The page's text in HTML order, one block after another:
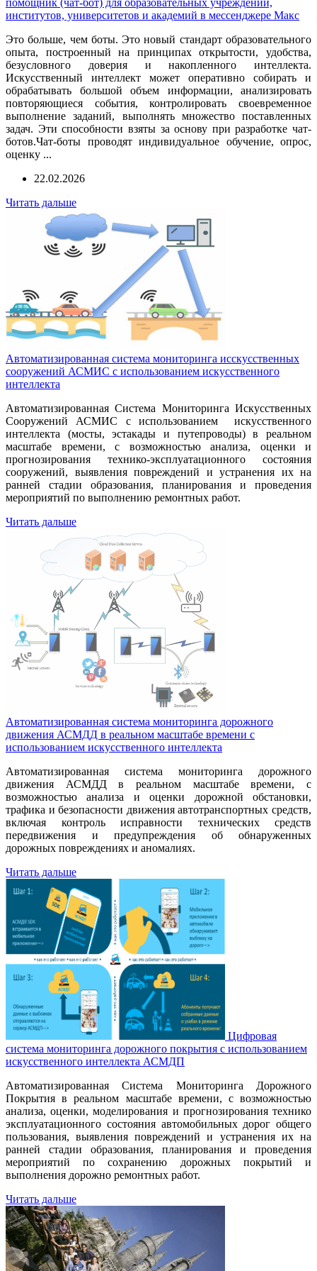
помощник (чат-бот) для образовательных учреждений,
институтов, университетов и академий в мессенджере Макс
Это больше, чем боты. Это новый стандарт образовательного
опыта, построенный на принципах открытости, удобства,
безусловного доверия и накопленного интеллекта.
Искусственный интеллект может оперативно собирать и
обрабатывать большой объем информации, анализировать
повторяющиеся события, контролировать своевременное
выполнение заданий, выполнять множество поставленных
задач. Эти способности взяты за основу при разработке чат-
ботов.Чат-боты проводят индивидуальное обучение, опрос,
оценку ...
22.02.2026
Читать дальше
Автоматизированная система мониторинга исскусственных
сооружений АСМИС с использованием искусственного
интеллекта
Автоматизированная Система Мониторинга Искусственных
Сооружений АСМИС с использованием искусственного
интеллекта (мосты, эстакады и путепроводы) в реальном
масштабе времени, с возможностью анализа, оценки и
прогнозирования технико-эксплуатационного состояния
сооружений, выявления повреждений и устранения их на
ранней стадии образования, планирования и проведения
мероприятий по выполнению ремонтных работ.
Читать дальше
Автоматизированная cистема мониторинга дорожного
движения АСМДД в реальном масштабе времени с
использованием искусственного интеллекта
Автоматизированная система мониторинга дорожного
движения АСМДД в реальном масштабе времени, с
возможностью анализа и оценки дорожной обстановки,
трафика и безопасности движения автотранспортных средств,
включая контроль исправности технических средств
передвижения и предупреждения об обнаруженных
дорожных повреждениях и аномалиях.
Читать дальше
Цифровая
система мониторинга дорожного покрытия с использованием
искусственного интеллекта АСМДП
Автоматизированная Система Мониторинга Дорожного
Покрытия в реальном масштабе времени, с возможностью
анализа, оценки, моделирования и прогнозирования технико
эксплуатационного состояния автомобильных дорог общего
пользования, выявления повреждений и устранения их на
ранней стадии образования, планирования и проведения
мероприятий по сохранению дорожных покрытий и
выполнения дорожно ремонтных работ.
Читать дальше